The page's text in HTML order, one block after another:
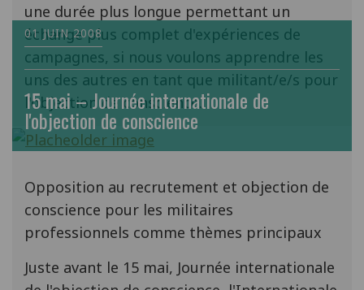
une durée plus longue permettant un
échange plus complet d'expériences de
campagnes, si nous voulons apprendre les
uns des autres en tant que militant/e/s pour
l'objection de conscience.
01 JUIN 2008
15 mai – Journée internationale de
l'objection de conscience
Opposition au recrutement et objection de
conscience pour les militaires
professionnels comme thèmes principaux
Juste avant le 15 mai, Journée internationale